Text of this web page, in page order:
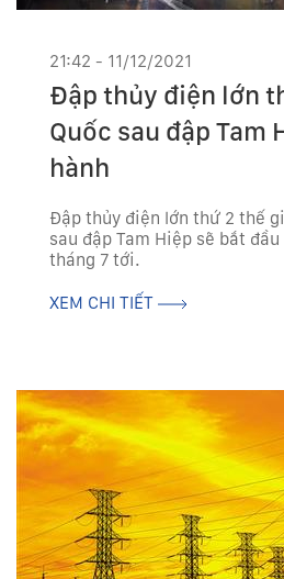
21:42 - 11/12/2021
Đập thủy điện lớn
Quốc sau đập Tam
hành
Đập thủy điện lớn thứ 2 thế
sau đập Tam Hiệp sẽ bắt
tháng 7 tới.
XEM CHI TIẾT